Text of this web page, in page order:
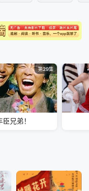
第29集
臣兄弟！